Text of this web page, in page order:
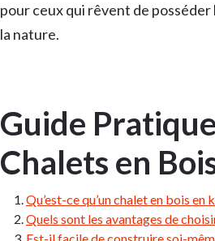
pour ceux qui rêvent de
la nature.
Guide
Chalets en
Qu’est-ce qu’un chalet en bois en
Quels sont les avantages de